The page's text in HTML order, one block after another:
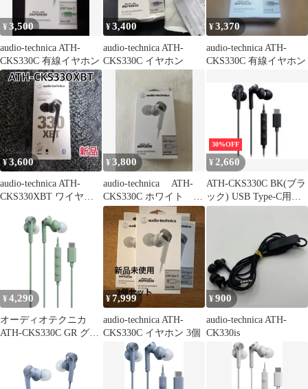
¥3,500
audio-technica ATH-
CKS330C 有線イヤホン
¥3,400
audio-technica ATH-
CKS330C イヤホン
¥3,370
audio-technica ATH-
CKS330C 有線イヤホン
¥3,600
audio-technica ATH-
CKS330XBT ワイヤレ
¥3,800
audio-technica ATH-
CKS330C ホワイト 新
品
30%OFF
¥2,660
ATH-CKS330C BK(ブラ
ック) USB Type-C用イ
ヤホン
¥ 4,290
オーディオテクニカ
ATH-CKS330C GR グリ
ホン ATHCKS330CGR
¥7,999
audio-technica ATH-
CKS330C イヤホン 3個
¥900
audio-technica ATH-
CK330is